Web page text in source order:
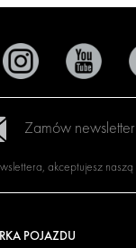
Zamów newsletter
akceptujesz naszą
POJAZDU